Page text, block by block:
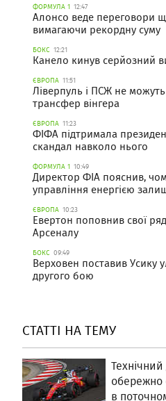
ФОРМУЛА 1 12:47
Алонсо веде переговори
вимагаючи рекордну суму
БОКС 12:21
Канело кинув серйозний
ЄВРОПА 11:51
Ліверпуль і ПСЖ не
трансфер вінгера
ЄВРОПА 11:23
ФІФА підтримала
скандал навколо нього
ФОРМУЛА 1 10:49
Директор ФІА пояснив,
управління енергією
ЄВРОПА 10:23
Евертон поповнив свої
Арсеналу
БОКС 09:49
Верховен поставив Усику
другого бою
СТАТТІ НА ТЕМУ
обережно
в